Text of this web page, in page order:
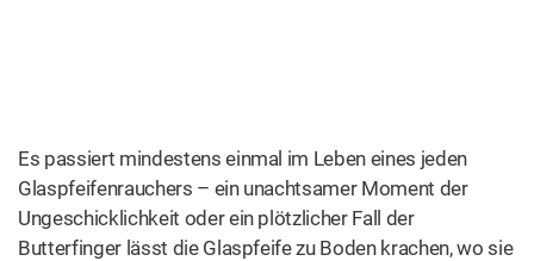
Es passiert mindestens einmal im Leben eines jeden
Glaspfeifenrauchers – ein unachtsamer Moment der
Ungeschicklichkeit oder ein plötzlicher Fall der
Butterfinger lässt die Glaspfeife zu Boden krachen, wo sie